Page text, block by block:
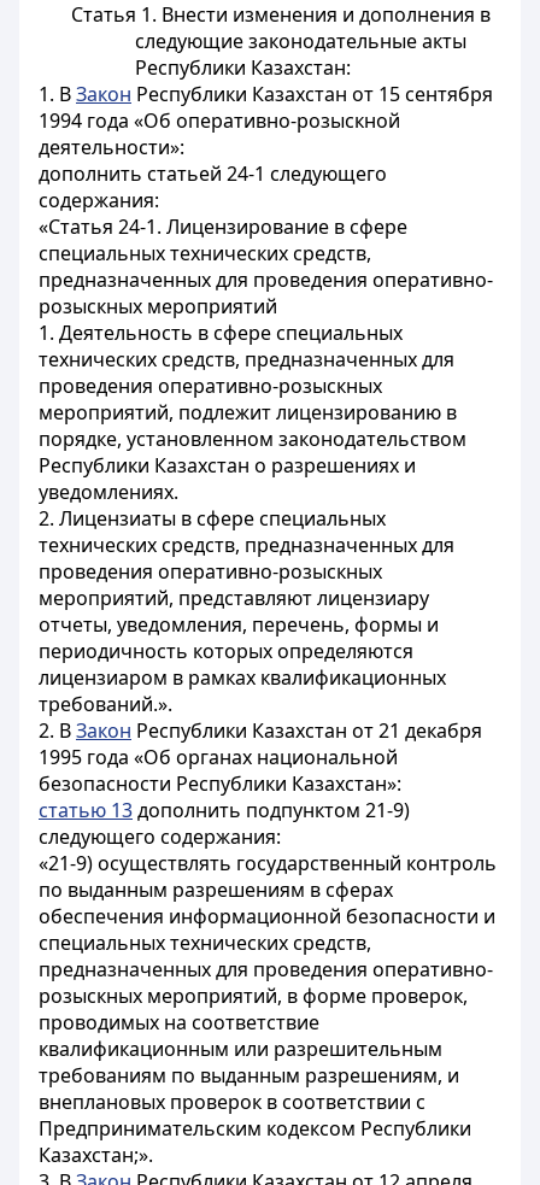
Статья 1. Внести изменения и дополнения в
следующие законодательные акты
Республики Казахстан:
1. ВЗакон Республики Казахстан от 15 сентября
1994 года «Об оперативно-розыскной
деятельности»:
дополнить статьей 24-1 следующего
содержания:
«Статья 24-1. Лицензирование в сфере
специальных технических средств,
предназначенных для проведения оперативно-
розыскных мероприятий
1. Деятельность в сфере специальных
технических средств, предназначенных для
проведения оперативно-розыскных
мероприятий, подлежит лицензированию в
порядке, установленном законодательством
Республики Казахстан о разрешениях и
уведомлениях.
2. Лицензиаты в сфере специальных
технических средств, предназначенных для
проведения оперативно-розыскных
мероприятий, представляют лицензиару
отчеты, уведомления, перечень, формы и
периодичность которых определяются
лицензиаром в рамках квалификационных
требований.».
2. ВЗакон Республики Казахстан от 21 декабря
1995 года «Об органах национальной
безопасности Республики Казахстан»:
статью 13дополнить подпунктом 21-9)
следующего содержания:
«21-9) осуществлять государственный контроль
по выданным разрешениям в сферах
обеспечения информационной безопасности и
специальных технических средств,
предназначенных для проведения оперативно-
розыскных мероприятий, в форме проверок,
проводимых на соответствие
квалификационным или разрешительным
требованиям по выданным разрешениям, и
внеплановых проверок в соответствии с
Предпринимательским кодексом Республики
Казахстан;».